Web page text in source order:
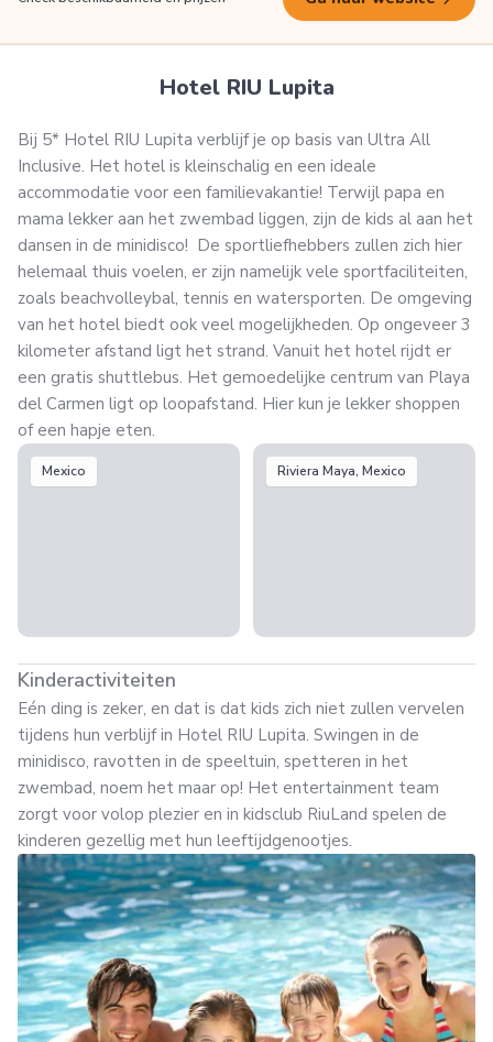
Hotel RIU Lupita
Bij 5* Hotel RIU Lupita verblijf je op basis van Ultra All
Inclusive. Het hotel is kleinschalig en een ideale
accommodatie voor een familievakantie! Terwijl papa en
mama lekker aan het zwembad liggen, zijn de kids al aan het
dansen in de minidisco! De sportliefhebbers zullen zich hier
helemaal thuis voelen, er zijn namelijk vele sportfaciliteiten,
zoals beachvolleybal, tennis en watersporten. De omgeving
van het hotel biedt ook veel mogelijkheden. Op ongeveer 3
kilometer afstand ligt het strand. Vanuit het hotel rijdt er
een gratis shuttlebus. Het gemoedelijke centrum van Playa
del Carmen ligt op loopafstand. Hier kun je lekker shoppen
of een hapje eten.
Mexico Riviera Maya, Mexico
Kinderactiviteiten
Eén ding is zeker, en dat is dat kids zich niet zullen vervelen
tijdens hun verblijf in Hotel RIU Lupita. Swingen in de
minidisco, ravotten in de speeltuin, spetteren in het
zwembad, noem het maar op! Het entertainment team
zorgt voor volop plezier en in kidsclub RiuLand spelen de
kinderen gezellig met hun leeftijdgenootjes.